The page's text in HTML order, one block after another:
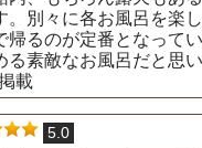
別々に各お風呂を楽
帰るのが定番となって
素敵なお風呂だと思い
載
5.0